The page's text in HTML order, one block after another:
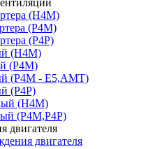
(Н4М)
(P4M)
(P4P)
(Н4М)
(P4M)
(P4M - Е5,АМТ)
(P4P)
(Н4М)
(P4M,P4P)
двигателя
двигателя